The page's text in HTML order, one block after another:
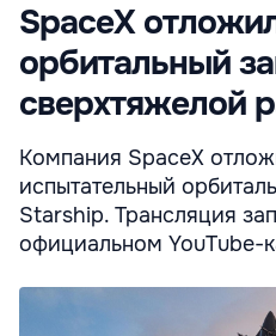
SpaceX
орбитальный
сверхтяжелой
Компания SpaceX
испытательный
Starship. Трансляция
официальном YouTube-